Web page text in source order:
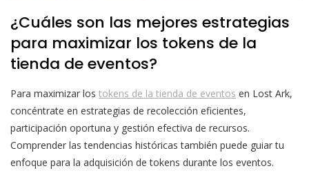
¿Cuáles son las mejores estrategias
para maximizar los tokens de la
tienda de eventos?
Para maximizar los tokens de la tienda de eventos en Lost Ark,
concéntrate en estrategias de recolección eficientes,
participación oportuna y gestión efectiva de recursos.
Comprender las tendencias históricas también puede guiar tu
enfoque para la adquisición de tokens durante los eventos.